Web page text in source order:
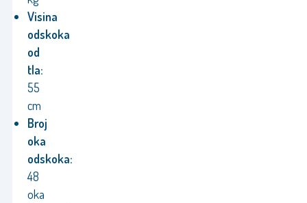
Visina
odskoka
od
tla:
55
cm
Broj
oka
odskoka:
48
oka